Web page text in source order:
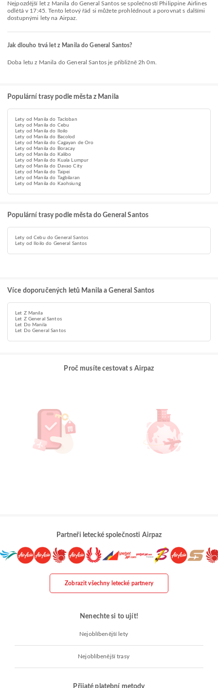
Nejpozdější let z Manila do General Santos se společností Philippine Airlines
odlétá v 17:45. Tento letový řád si můžete prohlédnout a porovnat s dalšími
dostupnými lety na Airpaz.
Jak dlouho trvá let z Manila do General Santos?
Doba letu z Manila do General Santos je přibližně 2h 0m.
Populární trasy podle města z Manila
Lety od Manila do Tacloban
Lety od Manila do Cebu
Lety od Manila do Iloilo
Lety od Manila do Bacolod
Lety od Manila do Cagayan de Oro
Lety od Manila do Boracay
Lety od Manila do Kalibo
Lety od Manila do Kuala Lumpur
Lety od Manila do Davao City
Lety od Manila do Taipei
Lety od Manila do Tagbilaran
Lety od Manila do Kaohsiung
Populární trasy podle města do General Santos
Lety od Cebu do General Santos
Lety od Iloilo do General Santos
Více doporučených letů Manila a General Santos
Let Z Manila
Let Z General Santos
Let Do Manila
Let Do General Santos
Proč musíte cestovat s Airpaz
Partneři letecké společnosti Airpaz
Zobrazit všechny letecké partnery
Nenechte si to ujít!
Nejoblíbenější lety
Nejoblíbenější trasy
Přijaté platební metody